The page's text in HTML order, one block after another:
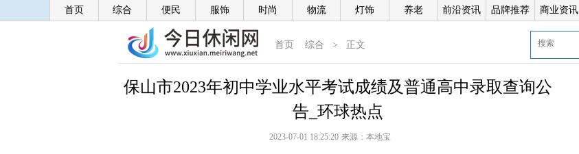
首页 综合 便民 服饰 时尚 物流 灯饰 养老 前沿资讯 品牌推荐 商业资讯
首页 综合 > 正文
保山市2023年初中学业水平考试成绩及普通高中录取查询公
告_环球热点
2023-07-01 18:25:20 来源： 本地宝